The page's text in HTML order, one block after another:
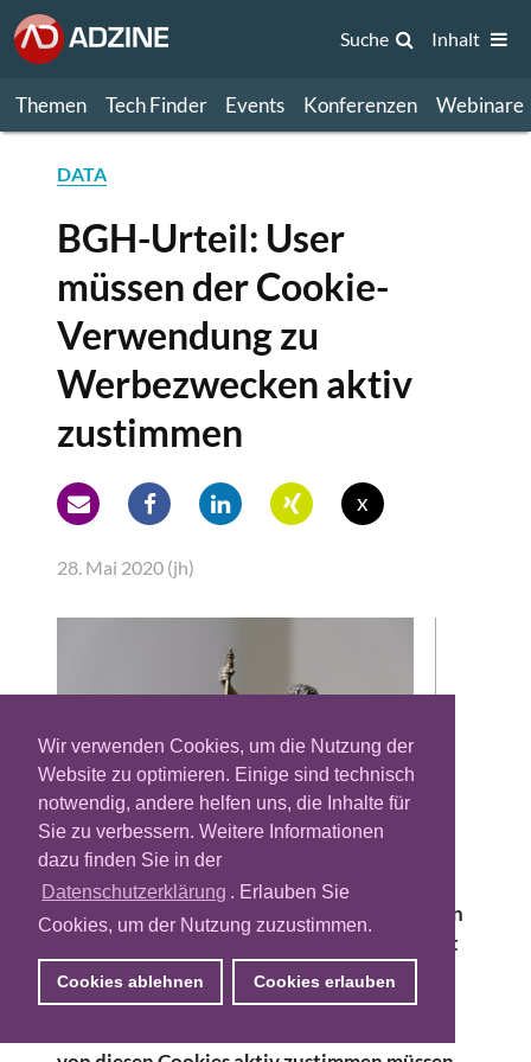
Wir verwenden Cookies, um die Nutzung der
Website zu optimieren. Einige sind technisch
notwendig, andere helfen uns, die Inhalte für
Sie zu verbessern. Weitere Informationen
dazu finden Sie in der
Datenschutzerklärung . Erlauben Sie
Cookies, um der Nutzung zuzustimmen.
Cookies ablehnen Cookies erlauben
Themen Tech Finder Events Konferenzen Webinare
Suche Inhalt
DATA
BGH-Urteil: User
müssen der Cookie-
Verwendung zu
Werbezwecken aktiv
zustimmen
x
28. Mai 2020 (jh)
Der Bundesgerichtshof (BGH) hat sein Urteil
gefällt: Die Zustimmung zu nicht essentiellen
Cookies im Internet darf nicht voreingestellt
sein. Bereits im Oktober des vergangenen
Jahres hatte der Europäische Gerichtshof